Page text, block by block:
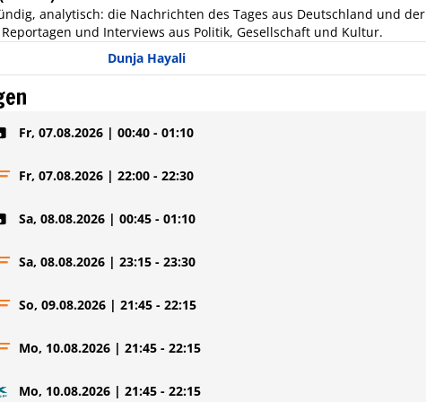
analytisch: die Nachrichten des Tages aus Deutschland und der
und Interviews aus Politik, Gesellschaft und Kultur.
Dunja Hayali
Fr, 07.08.2026 | 00:40 - 01:10
Fr, 07.08.2026 | 22:00 - 22:30
Sa, 08.08.2026 | 00:45 - 01:10
Sa, 08.08.2026 | 23:15 - 23:30
So, 09.08.2026 | 21:45 - 22:15
Mo, 10.08.2026 | 21:45 - 22:15
Mo, 10.08.2026 | 21:45 - 22:15